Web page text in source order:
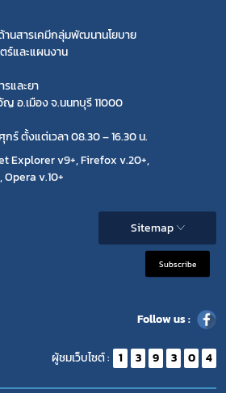
นสารเคมีกลุ่มพัฒนานโยบาย
ร์และแผนงาน
และยา
อ.เมือง จ.นนทบุรี 11000
ร์ ตั้งแต่เวลา 08.30 – 16.30 น.
Explorer v9+, Firefox v.20+,
Opera v.10+
Sitemap
Subscribe
Follow us :
ผู้ชมเว็บไซต์ : 1 3 9 3 0 4